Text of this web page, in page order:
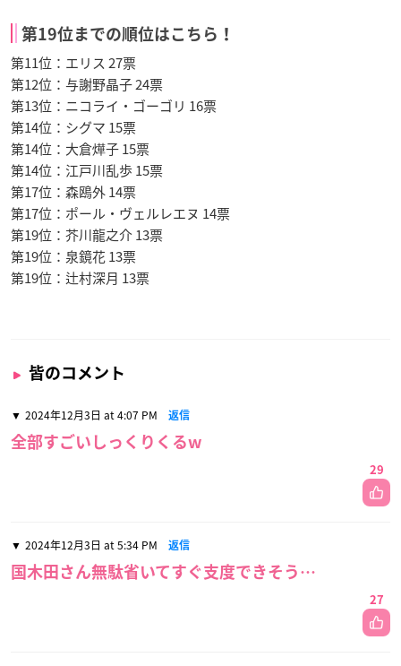
第19位までの順位はこちら！
第11位：エリス 27票
第12位：与謝野晶子 24票
第13位：ニコライ・ゴーゴリ 16票
第14位：シグマ 15票
第14位：大倉燁子 15票
第14位：江戸川乱歩 15票
第17位：森鴎外 14票
第17位：ポール・ヴェルレエヌ 14票
第19位：芥川龍之介 13票
第19位：泉鏡花 13票
第19位：辻村深月 13票
皆のコメント
2024年12月3日 at 4:07 PM 返信
全部すごいしっくりくるw
29
2024年12月3日 at 5:34 PM 返信
国木田さん無駄省いてすぐ支度できそう…
27